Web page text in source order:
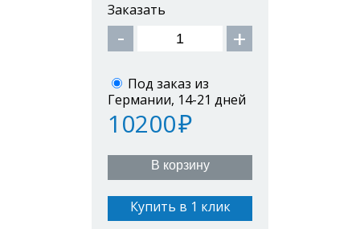
Заказать
Под заказ из
Германии, 14-21 дней
10200
В корзину
Купить в 1 клик